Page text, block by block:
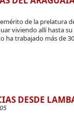
de la prelatura
viviendo allí hasta
ha trabajado más de
DESDE